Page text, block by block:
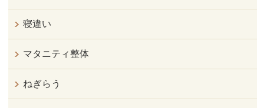
寝違い
マタニティ整体
ねぎらう